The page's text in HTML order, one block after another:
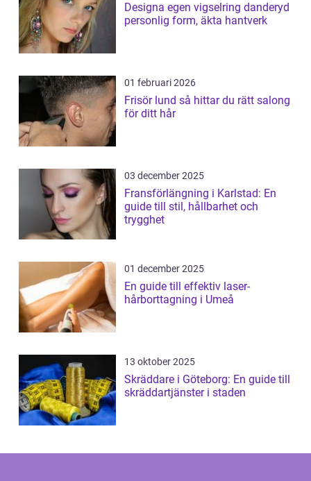
Designa egen vigselring danderyd
personlig form, äkta hantverk
01 februari 2026
Frisör lund så hittar du rätt salong
för ditt hår
03 december 2025
Fransförlängning i Karlstad: En
guide till stil, hållbarhet och
trygghet
01 december 2025
En guide till effektiv laser-
hårborttagning i Umeå
13 oktober 2025
Skräddare i Göteborg: En guide till
skräddartjänster i staden